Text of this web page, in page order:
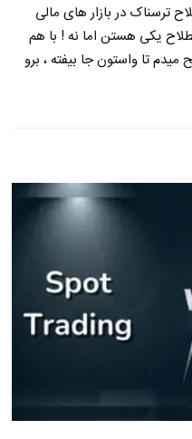
ترسناک در بازار های مالی
یکی هستن اما نه ! با هم
تا واستون جا بیفته ، برو